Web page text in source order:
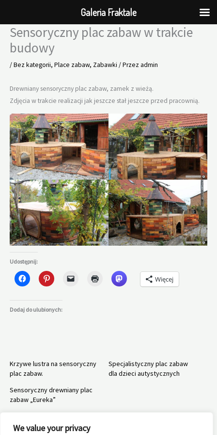
We value your privacy
Przejdź
treści
Sensoryczny plac zabaw w trakcie
budowy
/Bez kategorii, Place zabaw, Zabawki / Przezadmin
Drewniany sensoryczny plac zabaw, zamek z wieżą.
Zdjęcia w trakcie realizacji jak jeszcze stał jeszcze przed pracownią.
Udostępnij:
Więcej
Dodaj do ulubionych:
Krzywe lustra na sensoryczny
plac zabaw.
Specjalistyczny plac zabaw
dla dzieci autystycznych
Sensoryczny drewniany plac
zabaw „Eureka”
Galeria Fraktale